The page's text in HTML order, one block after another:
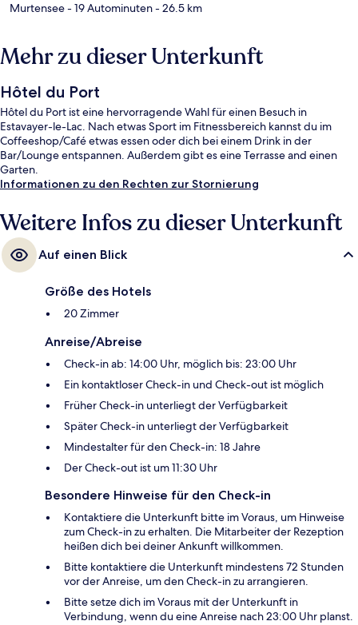
Murtensee- 19 Autominuten- 26.5 km
Mehr zu dieser Unterkunft
Hôtel du Port
Hôtel du Port ist eine hervorragende Wahl für einen Besuch in
Estavayer-le-Lac. Nach etwas Sport im Fitnessbereich kannst du im
Coffeeshop/Café etwas essen oder dich bei einem Drink in der
Bar/Lounge entspannen. Außerdem gibt es eine Terrasse and einen
Garten.
Informationen zu den Rechten zur Stornierung
Weitere Infos zu dieser Unterkunft
Auf einen Blick
Größe des Hotels
20 Zimmer
Anreise/Abreise
Check-in ab: 14:00 Uhr, möglich bis: 23:00 Uhr
Ein kontaktloser Check-in und Check-out ist möglich
Früher Check-in unterliegt der Verfügbarkeit
Später Check-in unterliegt der Verfügbarkeit
Mindestalter für den Check-in: 18 Jahre
Der Check-out ist um 11:30 Uhr
Besondere Hinweise für den Check-in
Kontaktiere die Unterkunft bitte im Voraus, um Hinweise
zum Check-in zu erhalten. Die Mitarbeiter der Rezeption
heißen dich bei deiner Ankunft willkommen.
Bitte kontaktiere die Unterkunft mindestens 72 Stunden
vor der Anreise, um den Check-in zu arrangieren.
Bitte setze dich im Voraus mit der Unterkunft in
Verbindung, wenn du eine Anreise nach 23:00 Uhr planst.